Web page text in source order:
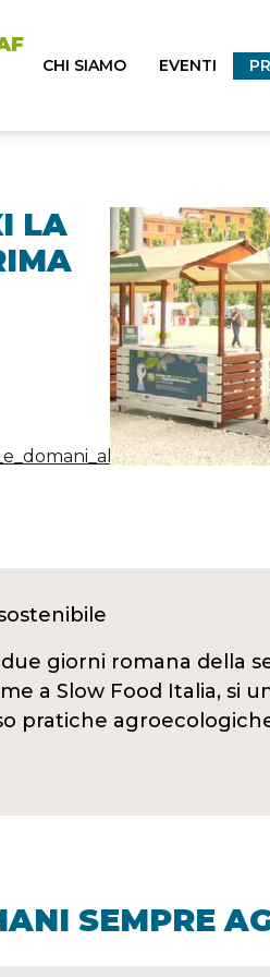
CHI SIAMO EVENTI
LA
due giorni romana della
a Slow Food Italia, si
pratiche
SEMPRE